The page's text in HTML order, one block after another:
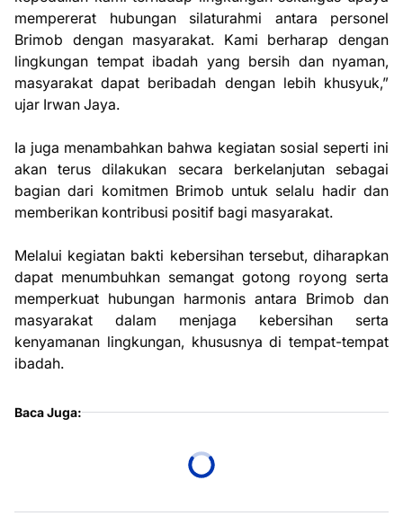
mempererat hubungan silaturahmi antara personel
Brimob dengan masyarakat. Kami berharap dengan
lingkungan tempat ibadah yang bersih dan nyaman,
masyarakat dapat beribadah dengan lebih khusyuk,”
ujar Irwan Jaya.
Ia juga menambahkan bahwa kegiatan sosial seperti ini
akan terus dilakukan secara berkelanjutan sebagai
bagian dari komitmen Brimob untuk selalu hadir dan
memberikan kontribusi positif bagi masyarakat.
Melalui kegiatan bakti kebersihan tersebut, diharapkan
dapat menumbuhkan semangat gotong royong serta
memperkuat hubungan harmonis antara Brimob dan
masyarakat dalam menjaga kebersihan serta
kenyamanan lingkungan, khususnya di tempat-tempat
ibadah.
Baca Juga: